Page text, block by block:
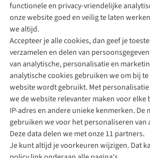
functionele en privacy-vriendelijke
onze website goed en veilig te laten
we altijd.
Accepteer je alle cookies, dan geef je
verzamelen en delen van
van analytische, personalisatie en
analytische cookies gebruiken we om bij
website wordt gebruikt. Met
we de website relevanter maken voor elke
IP-adres en andere unieke kenmerken. De
gebruiken we voor het personaliseren van
Deze data delen we met onze 11 partners.
Je kunt altijd je voorkeuren wijzigen. Dat
Direct advies van een Buitenexpert
+31 (0)85 888 50 88
+31 6 12 28 49 80
Contactformulier